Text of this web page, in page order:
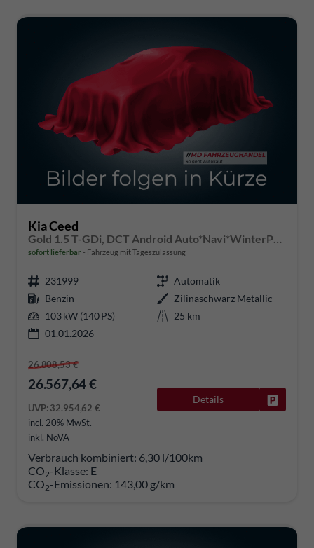
Kia Ceed
sofort lieferbar Fahrzeug mit Tageszulassung
231999
Automatik
Benzin
Zilinaschwarz Metallic
103 kW (140 PS)
25 km
01.01.2026
26.808,53 €
26.567,64 €
UVP:32.954,62 €
incl. 20% MwSt.
inkl. NoVA
Details
Verbrauch kombiniert: 6,30 l/100km
CO2-Klasse: E
CO2-Emissionen: 143,00 g/km